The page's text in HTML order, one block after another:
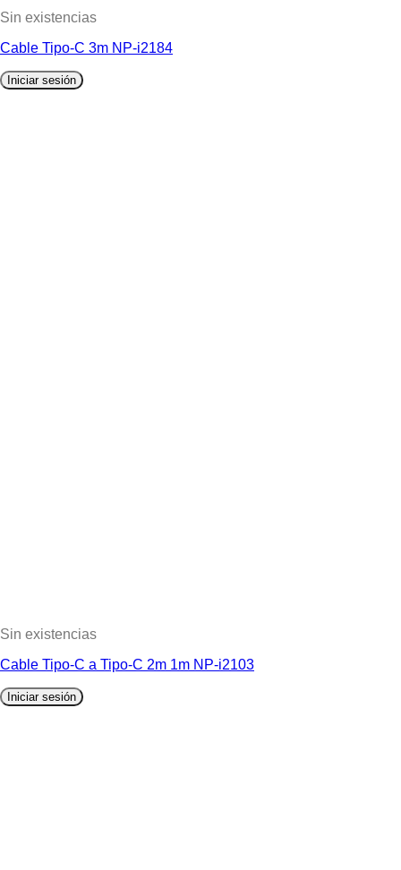
Sin existencias
Cable Tipo-C 3m NP-i2184
Iniciar sesión
Sin existencias
Cable Tipo-C a Tipo-C 2m 1m NP-i2103
Iniciar sesión